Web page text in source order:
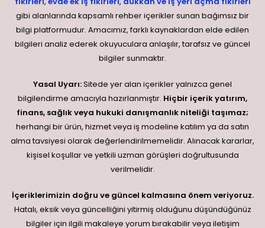
gibi alanlarında kapsamlı rehber içerikler sunan bağımsız bir
bilgi platformudur. Amacımız, farklı kaynaklardan elde edilen
bilgileri analiz ederek okuyuculara anlaşılır, tarafsız ve güncel
bilgiler sunmaktır.
Yasal Uyarı:Sitede yer alan içerikler yalnızca genel
bilgilendirme amacıyla hazırlanmıştır. Hiçbir içerik yatırım,
finans, sağlık veya hukuki danışmanlık niteliği taşımaz;
herhangi bir ürün, hizmet veya iş modeline katılım ya da satın
alma tavsiyesi olarak değerlendirilmemelidir. Alınacak kararlar,
kişisel koşullar ve yetkili uzman görüşleri doğrultusunda
verilmelidir.
İçeriklerimizin doğru ve güncel kalmasına önem veriyoruz.
Hatalı, eksik veya güncelliğini yitirmiş olduğunu düşündüğünüz
bilgiler için ilgili makaleye yorum bırakabilir veya iletişim